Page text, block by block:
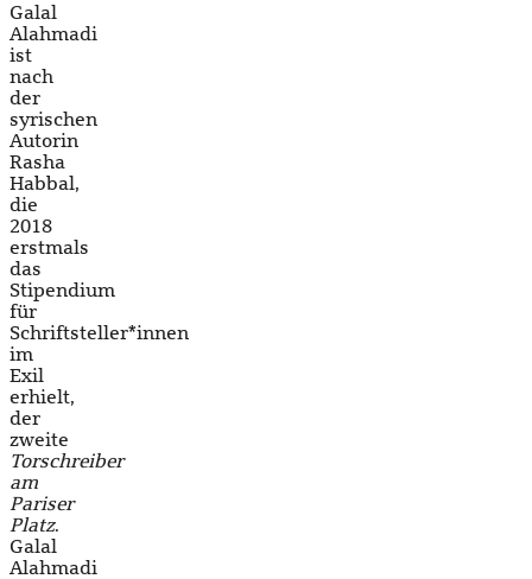
Galal
Alahmadi
ist
nach
der
syrischen
Autorin
Rasha
Habbal,
die
2018
erstmals
das
Stipendium
für
Schriftsteller*innen
im
Exil
erhielt,
der
zweite
Torschreiber
am
Pariser
Platz.
Galal
Alahmadi